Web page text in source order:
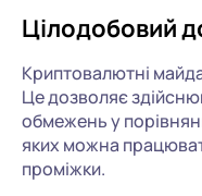
Цілодобовий
Криптовалютні
Це дозволяє
обмежень у
яких можна
проміжки.